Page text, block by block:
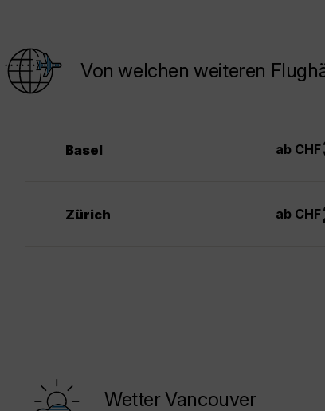
Von welchen weiteren
Basel ab CHF
Zürich ab CHF
Wetter Vancouver